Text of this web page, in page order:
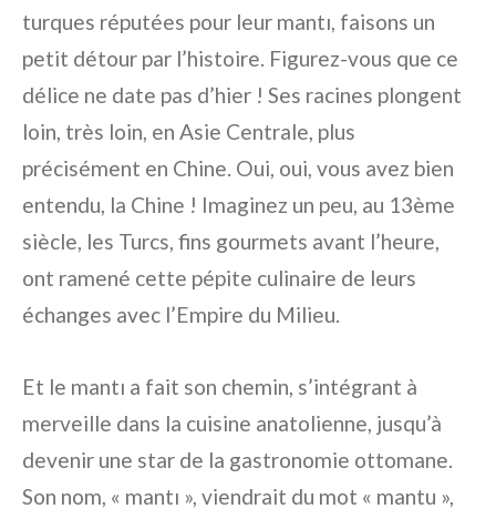
turques réputées pour leur mantı, faisons un
petit détour par l’histoire. Figurez-vous que ce
délice ne date pas d’hier ! Ses racines plongent
loin, très loin, en Asie Centrale, plus
précisément en Chine. Oui, oui, vous avez bien
entendu, la Chine ! Imaginez un peu, au 13ème
siècle, les Turcs, fins gourmets avant l’heure,
ont ramené cette pépite culinaire de leurs
échanges avec l’Empire du Milieu.
Et le mantı a fait son chemin, s’intégrant à
merveille dans la cuisine anatolienne, jusqu’à
devenir une star de la gastronomie ottomane.
Son nom, « mantı », viendrait du mot « mantu »,